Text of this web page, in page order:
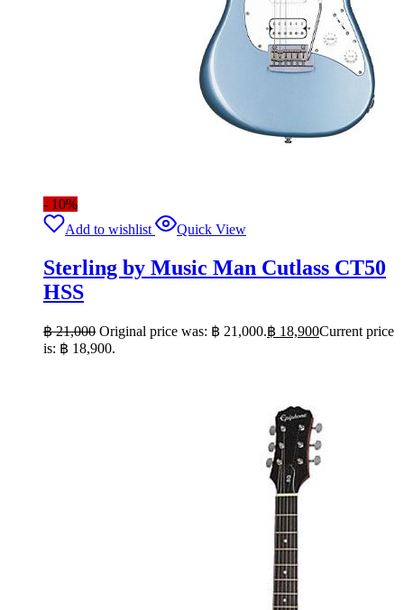
- 10%
Add to wishlist
Quick View
Sterling by Music Man Cutlass CT50
HSS
฿21,000 Original price was: ฿ 21,000.฿ 18,900Current price
is: ฿ 18,900.